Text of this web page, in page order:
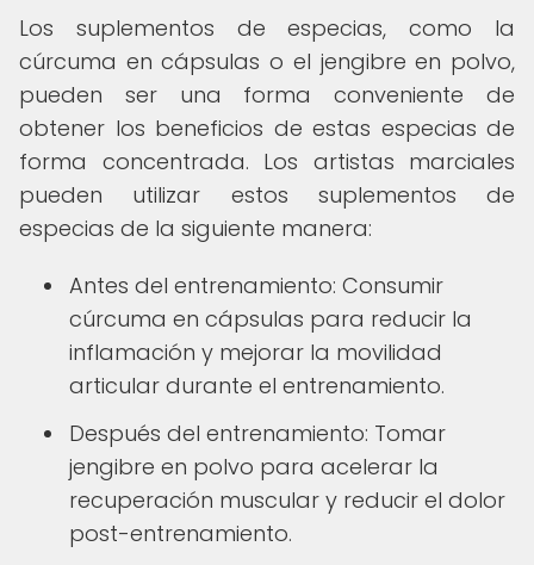
Los suplementos de especias, como la
cúrcuma en cápsulas o el jengibre en polvo,
pueden ser una forma conveniente de
obtener los beneficios de estas especias de
forma concentrada. Los artistas marciales
pueden utilizar estos suplementos de
especias de la siguiente manera:
Antes del entrenamiento: Consumir
cúrcuma en cápsulas para reducir la
inflamación y mejorar la movilidad
articular durante el entrenamiento.
Después del entrenamiento: Tomar
jengibre en polvo para acelerar la
recuperación muscular y reducir el dolor
post-entrenamiento.